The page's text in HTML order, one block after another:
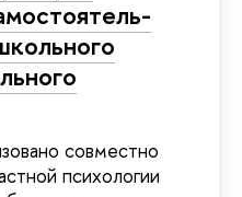
совместно
психологии